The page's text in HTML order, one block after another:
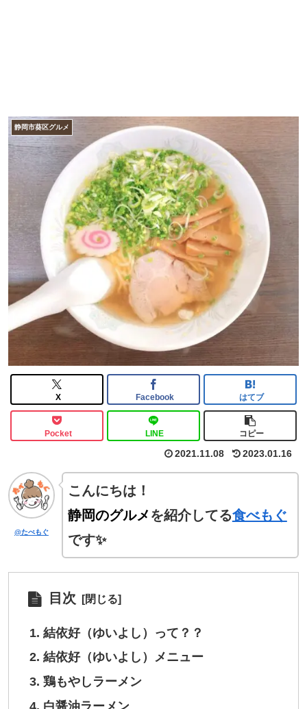
静岡市葵区グルメ
X Facebook はてブ
Pocket LINE コピー
2021.11.08 2023.01.16
@たべもぐ
こんにちは！
静岡のグルメを紹介してる食べもぐ
です✨
目次
結依好（ゆいよし）って？？
結依好（ゆいよし）メニュー
鶏もやしラーメン
白醤油ラーメン